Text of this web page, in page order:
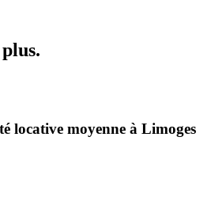
locative moyenne à Limoges